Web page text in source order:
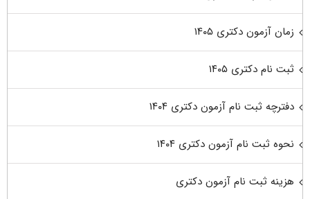
زمان آزمون دکتری ۱۴۰۵
ثبت نام دکتری ۱۴۰۵
دفترچه ثبت نام آزمون دکتری ۱۴۰۴
نحوه ثبت نام آزمون دکتری ۱۴۰۴
هزینه ثبت نام آزمون دکتری